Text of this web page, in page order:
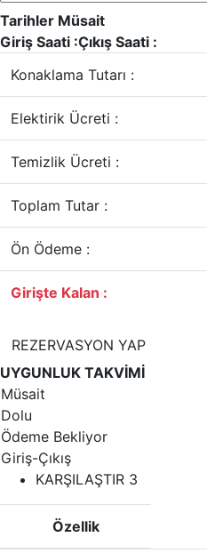
Tarihler Müsait
Giriş Saati :Çıkış Saati :
Konaklama Tutarı :
Elektirik Ücreti :
Temizlik Ücreti :
Toplam Tutar :
Ön Ödeme :
Girişte Kalan :
REZERVASYON YAP
UYGUNLUK TAKVİMİ
Müsait
Dolu
Ödeme Bekliyor
Giriş-Çıkış
KARŞILAŞTIR 3
Özellik